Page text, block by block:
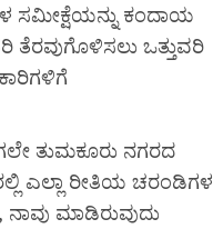
ಸಮೀಕ್ಷೆಯನ್ನು ಕಂದಾಯ
ತೆರವುಗೊಳಿಸಲು ಒತ್ತುವರಿ
ತುಮಕೂರು ನಗರದ
ಎಲ್ಲಾ ರೀತಿಯ ಚರಂಡಿಗಳ
ಮಾಡಿರುವುದು